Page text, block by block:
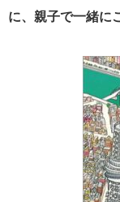
に、親子で一緒に